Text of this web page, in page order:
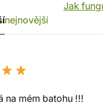
Jak
nejnovější
na mém batohu !!!